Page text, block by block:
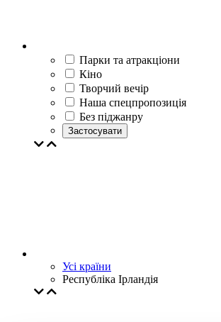
Парки та атракціони
Кіно
Творчий вечір
Наша спецпропозиція
Без піджанру
Застосувати
Усі країни
Республіка Ірландія